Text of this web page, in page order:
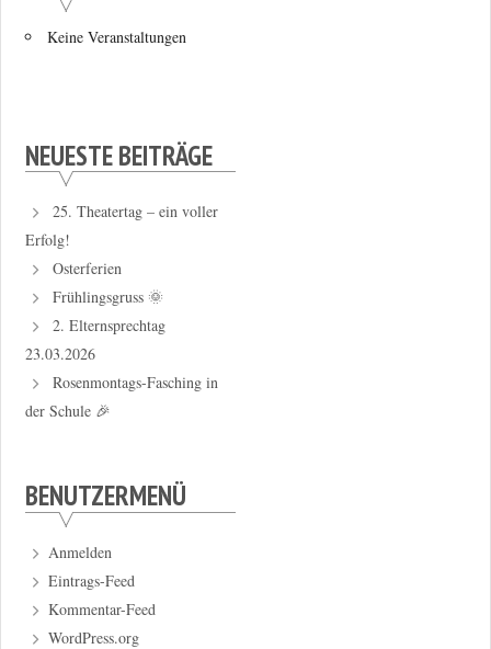
Keine Veranstaltungen
NEUESTE BEITRÄGE
25. Theatertag – ein voller
Erfolg!
Osterferien
Frühlingsgruss 🌞
2. Elternsprechtag
23.03.2026
Rosenmontags-Fasching in
der Schule 🎉
BENUTZERMENÜ
Anmelden
Eintrags-Feed
Kommentar-Feed
WordPress.org